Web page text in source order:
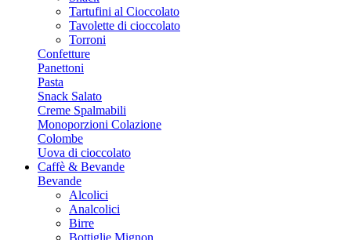
Tartufini al Cioccolato
Tavolette di cioccolato
Torroni
Confetture
Panettoni
Pasta
Snack Salato
Creme Spalmabili
Monoporzioni Colazione
Colombe
Uova di cioccolato
Caffè & Bevande
Bevande
Alcolici
Analcolici
Birre
Bottiglie Mignon